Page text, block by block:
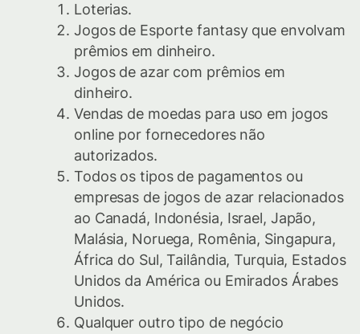
Loterias.
Jogos de Esporte fantasy que envolvam
prêmios em dinheiro.
Jogos de azar com prêmios em
dinheiro.
Vendas de moedas para uso em jogos
online por fornecedores não
autorizados.
Todos os tipos de pagamentos ou
empresas de jogos de azar relacionados
ao Canadá, Indonésia, Israel, Japão,
Malásia, Noruega, Romênia, Singapura,
África do Sul, Tailândia, Turquia, Estados
Unidos da América ou Emirados Árabes
Unidos.
Qualquer outro tipo de negócio